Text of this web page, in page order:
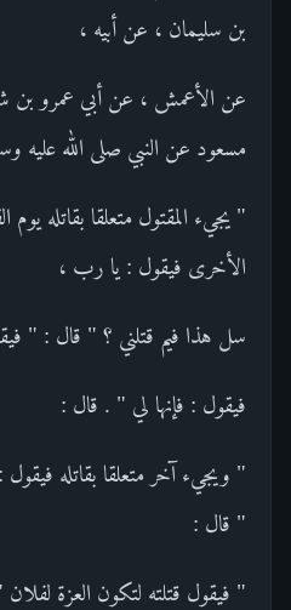
بن سليمان ، عن أبيه ،
عن الأعمش ، عن أبي عمرو بن
مسعود عن النبي صلى الله عليه
" يجيء المقتول متعلقا بقاتله يوم
الأخرى فيقول : يا رب ،
سل هذا فيم قتلني ؟ " قال : "
فيقول : فإنها لي " . قال :
" ويجيء آخر متعلقا بقاتله
" قال :
" فيقول قتلته لتكون العزة